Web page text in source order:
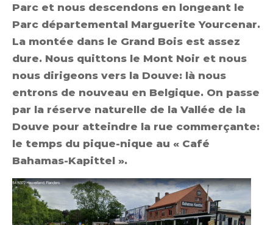
Parc et nous descendons en longeant le
Parc départemental Marguerite Yourcenar.
La montée dans le Grand Bois est assez
dure. Nous quittons le Mont Noir et nous
nous dirigeons vers la Douve: là nous
entrons de nouveau en Belgique. On passe
par la réserve naturelle de la Vallée de la
Douve pour atteindre la rue commerçante:
le temps du pique-nique au « Café
Bahamas-Kapittel ».